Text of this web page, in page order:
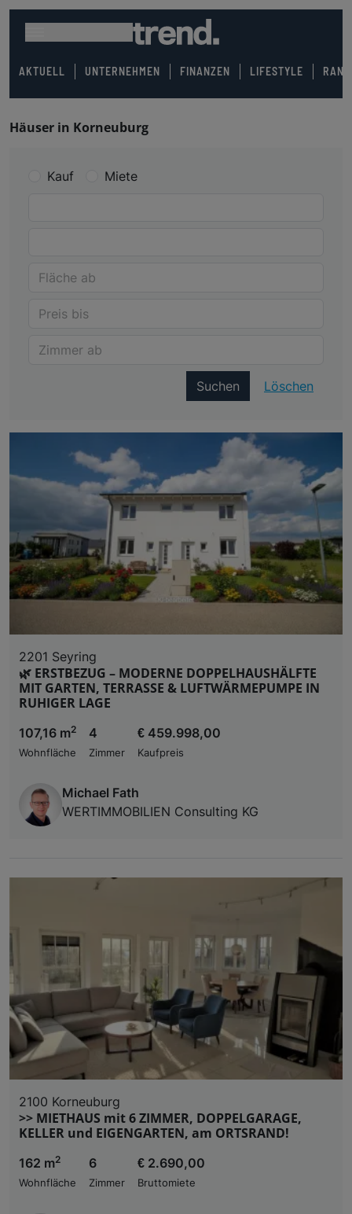
AKTUELL UNTERNEHMEN FINANZEN LIFESTYLE
Häuser in Korneuburg
Kauf Miete
Suchen Löschen
2201 Seyring
🌿 ERSTBEZUG – MODERNE DOPPELHAUSHÄLFTE
MIT GARTEN, TERRASSE & LUFTWÄRMEPUMPE IN
RUHIGER LAGE
107,16 m2
Wohnfläche
4
Zimmer
€ 459.998,00
Kaufpreis
Michael Fath
WERTIMMOBILIEN Consulting KG
2100 Korneuburg
>> MIETHAUS mit 6 ZIMMER, DOPPELGARAGE,
KELLER und EIGENGARTEN, am ORTSRAND!
162 m2
Wohnfläche
6
Zimmer
€ 2.690,00
Bruttomiete